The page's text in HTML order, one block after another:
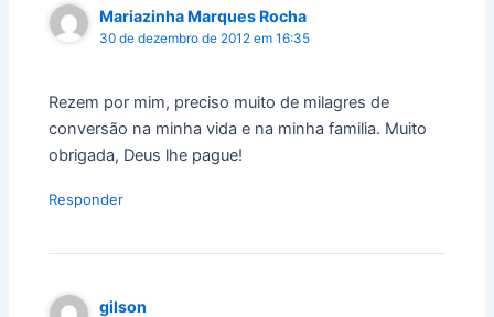
Mariazinha Marques Rocha
30 de dezembro de 2012 em 16:35
Rezem por mim, preciso muito de milagres de
conversão na minha vida e na minha familia. Muito
obrigada, Deus lhe pague!
Responder
gilson